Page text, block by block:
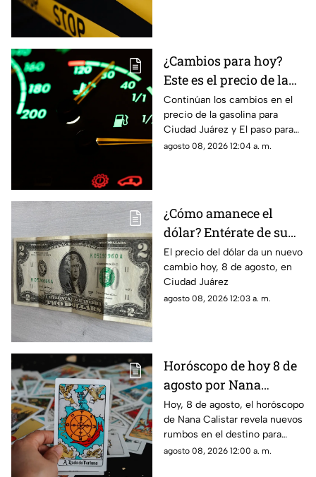
¿Cambios para hoy?
Este es el precio de la
gasolina para Ciudad
Juárez y El Paso
Continúan los cambios en el
precio de la gasolina para
Ciudad Juárez y El paso para
hoy, 8 de agosto
agosto 08, 2026 12:04 a. m.
¿Cómo amanece el
dólar? Entérate de su
precio hoy, 8 de agosto,
en Ciudad Juárez
El precio del dólar da un nuevo
cambio hoy, 8 de agosto, en
Ciudad Juárez
agosto 08, 2026 12:03 a. m.
Horóscopo de hoy 8 de
agosto por Nana
Calistar: ¿Qué te depara
el destino este sábado?
Hoy, 8 de agosto, el horóscopo
de Nana Calistar revela nuevos
rumbos en el destino para
estos signos
agosto 08, 2026 12:00 a. m.